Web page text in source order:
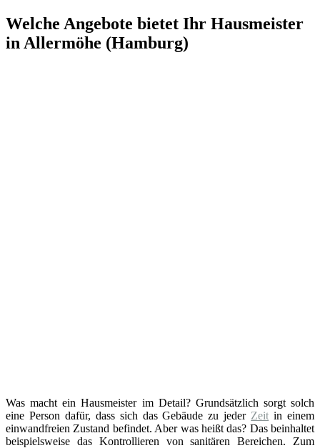
Welche Angebote bietet Ihr Hausmeister
in Allermöhe (Hamburg)
Was macht ein Hausmeister im Detail? Grundsätzlich sorgt solch
eine Person dafür, dass sich das Gebäude zu jeder Zeit in einem
einwandfreien Zustand befindet. Aber was heißt das? Das beinhaltet
beispielsweise das Kontrollieren von sanitären Bereichen. Zum